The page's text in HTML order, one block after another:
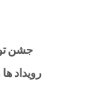
جشن
رویداد